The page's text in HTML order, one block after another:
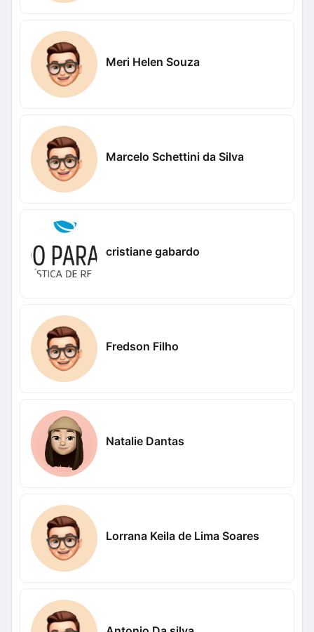
Meri Helen Souza
Marcelo Schettini da Silva
cristiane gabardo
Fredson Filho
Natalie Dantas
Lorrana Keila de Lima Soares